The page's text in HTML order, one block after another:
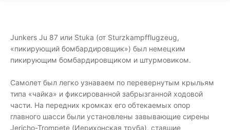
Junkers Ju 87 или Stuka (от Sturzkampfflugzeug,
«пикирующий бомбардировщик») был немецким
пикирующим бомбардировщиком и штурмовиком.
Самолет был легко узнаваем по перевернутым крыльям
типа «чайка» и фиксированной забрызганной ходовой
части. На передних кромках его обтекаемых опор
главного шасси были установлены завывающие сирены
Jericho-Trompete (Иерихонская труба), ставшие